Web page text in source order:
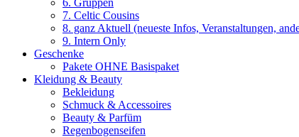
7. Celtic Cousins
8. ganz Aktuell (neueste Infos, Veranstaltungen,
9. Intern Only
Geschenke
Pakete OHNE Basispaket
Kleidung & Beauty
Bekleidung
Schmuck & Accessoires
Beauty & Parfüm
Regenbogenseifen